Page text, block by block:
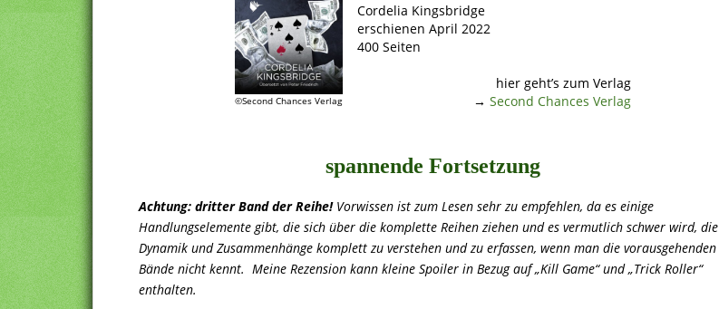
©Second Chances Verlag
Cordelia Kingsbridge
erschienen April 2022
400 Seiten
hier geht’s zum Verlag
→ Second Chances Verlag
spannende Fortsetzung
Achtung: dritter Band der Reihe!Vorwissen ist zum Lesen sehr zu empfehlen, da es einige
Handlungselemente gibt, die sich über die komplette Reihen ziehen und es vermutlich schwer wird, die
Dynamik und Zusammenhänge komplett zu verstehen und zu erfassen, wenn man die vorausgehenden
Bände nicht kennt. Meine Rezension kann kleine Spoiler in Bezug auf „Kill Game“ und „Trick Roller“
enthalten.